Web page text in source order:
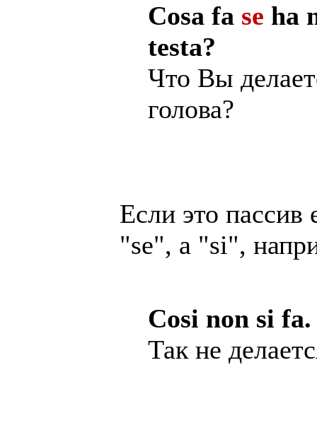
Cosa fa se ha
testa?
Что Вы
голова?
Если это пассив
"se", а "si",
Cosi non si fa.
Так не